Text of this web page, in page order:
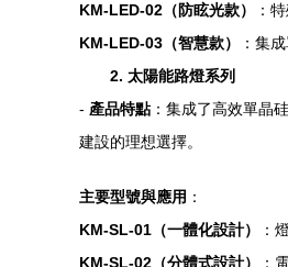
KM-LED-02（防眩光款）
：
KM-LED-03（智慧款）
：集
2. 太陽能路燈系列
- 產品特點：集成了高效單晶硅
建設的理想選擇。
主要型號與應用 ：
KM-SL-01（一體化設計）
：
KM-SL-02（分體式設計）
：